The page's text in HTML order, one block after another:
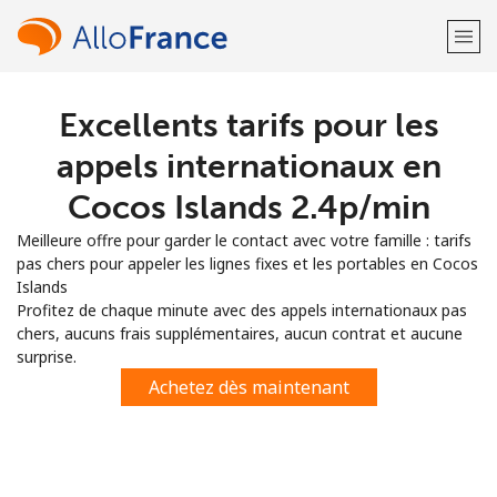
Bienvenue!
Vous avez déjà un compte?
S'enregistrer avec
ou
Excellents tarifs pour les
appels internationaux en
Cocos Islands ⁦2.4p⁩/min
Meilleure offre pour garder le contact avec votre famille : tarifs
pas chers pour appeler les lignes fixes et les portables en Cocos
Islands
Profitez de chaque minute avec des appels internationaux pas
chers, aucuns frais supplémentaires, aucun contrat et aucune
surprise.
Achetez dès maintenant